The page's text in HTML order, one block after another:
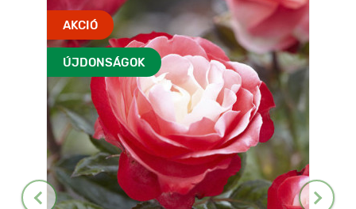
AKCIÓ
ÚJDONSÁGOK